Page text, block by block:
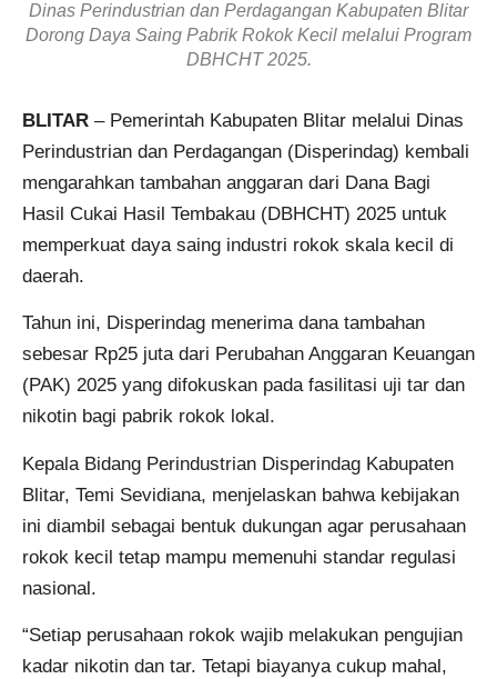
Dinas Perindustrian dan Perdagangan Kabupaten Blitar
Dorong Daya Saing Pabrik Rokok Kecil melalui Program
DBHCHT 2025.
BLITAR – Pemerintah Kabupaten Blitar melalui Dinas
Perindustrian dan Perdagangan (Disperindag) kembali
mengarahkan tambahan anggaran dari Dana Bagi
Hasil Cukai Hasil Tembakau (DBHCHT) 2025 untuk
memperkuat daya saing industri rokok skala kecil di
daerah.
Tahun ini, Disperindag menerima dana tambahan
sebesar Rp25 juta dari Perubahan Anggaran Keuangan
(PAK) 2025 yang difokuskan pada fasilitasi uji tar dan
nikotin bagi pabrik rokok lokal.
Kepala Bidang Perindustrian Disperindag Kabupaten
Blitar, Temi Sevidiana, menjelaskan bahwa kebijakan
ini diambil sebagai bentuk dukungan agar perusahaan
rokok kecil tetap mampu memenuhi standar regulasi
nasional.
“Setiap perusahaan rokok wajib melakukan pengujian
kadar nikotin dan tar. Tetapi biayanya cukup mahal,